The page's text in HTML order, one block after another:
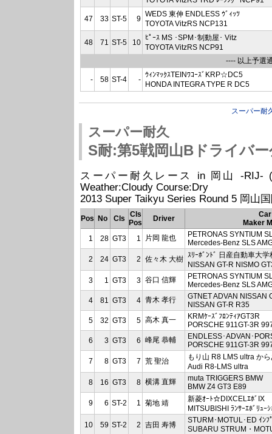
47 33 ST-5 9
WEDS 東伸 ENDLESS ｳﾞｨｯﾂ
TOYOTA VitzRS NCP131
48 71 ST-5 10
ﾋﾟｰｽ MS ･SPM･制動屋･ Vitz
TOYOTA VitzRS NCP91
---- 以上予選
- 58 ST-4 -
ｳｨﾝﾏｯｸｽTEINﾜｺｰｽﾞKRP☆DC5
HONDA INTEGRA TYPE R DC5
スーパー耐
スーパー耐久
S耐:第5戦岡山Bドライバ
スーパー耐久レース in 岡山 -RIJ-
Weather:Cloudy Course:Dry
2013 Super Taikyu Series Round 5 岡山
Pos No Cls
Cls
Pos
Driver
Car
Maker
1
28 GT3 1 片岡 龍也
PETRONAS SYNTIUM
Mercedes-Benz SLS
2
24 GT3 2 佐々木 大樹 ｽﾘｰﾎﾞﾝﾄﾞ 日産自動車大学
NISSAN GT-R NISMO
3
1 GT3 3 谷口 信輝
PETRONAS SYNTIUM
Mercedes-Benz SLS
4
81 GT3 4 青木 孝行
GTNET ADVAN NISSAN
NISSAN GT-R R35
5
32 GT3 5 高木 真一
KRMｹｰｽﾞﾌﾛﾝﾃｨｱGT3R
PORSCHE 911GT-3R
6
3 GT3 6 峰尾 恭輔
ENDLESS･ADVAN･
PORSCHE 911GT-3R
7
8 GT3 7 荒 聖治
もり山 R8 LMS ultra か
Audi R8-LMS ultra
8
16 GT3 8 横溝 直輝
muta TRIGGERS BMW
BMW Z4 GT3 E89
9
6 ST-2 1 菊地 靖
新菱ｵｰﾄ☆DIXCELｴﾎﾞIX
MITSUBISHI ﾗﾝｻｰｴﾎﾞﾘｭｰ
10
59 ST-2 2 吉田 寿博
STURM･MOTUL･ED ｲﾝﾌ
SUBARU STRUM・